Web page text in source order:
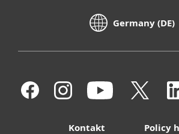
Germany (DE)
Kontakt
Policy